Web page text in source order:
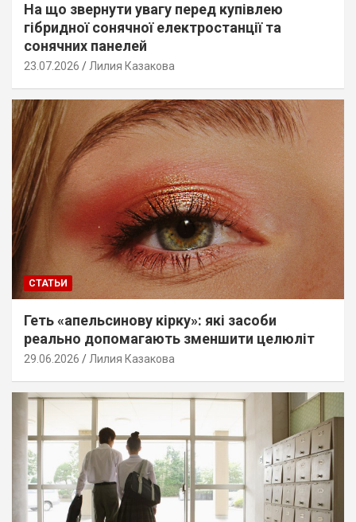
На що звернути увагу перед купівлею
гібридної сонячної електростанції та
сонячних панелей
23.07.2026 Лилия Казакова
СТАТЬИ
Геть «апельсинову кірку»: які засоби
реально допомагають зменшити целюліт
29.06.2026 Лилия Казакова